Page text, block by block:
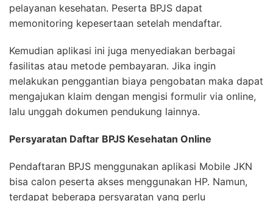
pelayanan kesehatan. Peserta BPJS dapat
memonitoring kepesertaan setelah mendaftar.
Kemudian aplikasi ini juga menyediakan berbagai
fasilitas atau metode pembayaran. Jika ingin
melakukan penggantian biaya pengobatan maka dapat
mengajukan klaim dengan mengisi formulir via online,
lalu unggah dokumen pendukung lainnya.
Persyaratan Daftar BPJS Kesehatan Online
Pendaftaran BPJS menggunakan aplikasi Mobile JKN
bisa calon peserta akses menggunakan HP. Namun,
terdapat beberapa persyaratan yang perlu